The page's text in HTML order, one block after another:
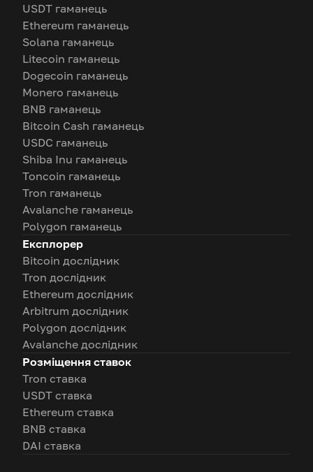
USDT гаманець
Ethereum гаманець
Solana гаманець
Litecoin гаманець
Dogecoin гаманець
Monero гаманець
BNB гаманець
Bitcoin Cash гаманець
USDC гаманець
Shiba Inu гаманець
Toncoin гаманець
Tron гаманець
Avalanche гаманець
Polygon гаманець
Експлорер
Bitcoin дослідник
Tron дослідник
Ethereum дослідник
Arbitrum дослідник
Polygon дослідник
Avalanche дослідник
Розміщення ставок
Tron ставка
USDT ставка
Ethereum ставка
BNB ставка
DAI ставка